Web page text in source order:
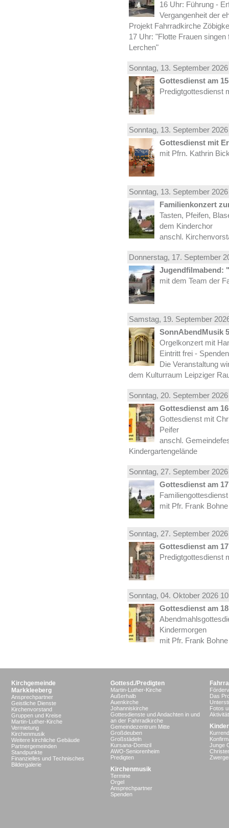
16 Uhr: Führung -
Vergangenheit der
Projekt Fahrradkirche
17 Uhr: "Flotte Frauen
Lerchen"
Sonntag, 13. September
Gottesdienst am
Predigtgottesdienst
Sonntag, 13. September
Gottesdienst mit
mit Pfrn. Kathrin
Sonntag, 13. September
Familienkonzert
Tasten, Pfeifen,
dem Kinderchor
anschl.
Donnerstag, 17. September
Jugendfilmabend:
mit dem Team der
Samstag, 19. September
SonnAbendMusik 5
Orgelkonzert mit
Eintritt frei -
Die Veranstaltung
dem Kulturraum Leipziger
Sonntag, 20. September
Gottesdienst am
Gottesdienst mit
Peifer
anschl.
Kindergartengelände
Sonntag, 27. September
Gottesdienst am
mit Pfr. Frank
Sonntag, 27. September
Gottesdienst am
Predigtgottesdienst
Sonntag, 04. Oktober 2026
Gottesdienst am
Kindermorgen
mit Pfr. Frank Bohne
Kirchgemeinde
Markkleeberg
Ansprechpartner
Geistliche Dienste
Kirchenvorstand
Gruppen und Kreise
Martin-Luther-Kirche
Vermietung
Kirchenmusik
Weitere kirchliche Gebäude
Partnergemeinden
Standpunkte
Finanzielles und Technisches
Bildergalerie
Gottesd./Predigten
Martin-Luther-Kirche
Außerhalb
Auenkirche
Johanniskirche
Gottesdienste und Andachten in und
an der Fahrradkirche
Gemeindezentrum Mitte
Großdeuben
Großstädeln
Kursana-Domizil
AWO-Seniorenheim
Predigten
Kirchenmusik
Termine
Orgel
Ansprechpartner
Spenden
Das
Fotos
Junge